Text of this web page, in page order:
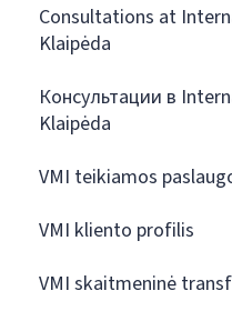
Consultations at
Klaipėda
Консультации в
Klaipėda
VMI teikiamos
VMI kliento profilis
VMI skaitmeninė